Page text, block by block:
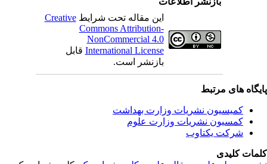
این مقاله تحت شرایطCreative
Commons Attribution-
NonCommercial 4.0
International Licenseقابل
بازنشر است.
های مرتبط
کمیسیون نشریات وزارت بهداشت
کمسیون نشریات وزارت علوم
شرکت یکتاوب
کلیدی